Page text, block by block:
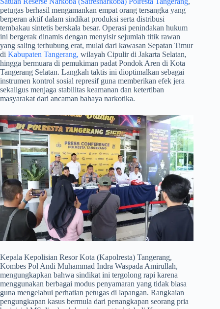
petugas berhasil mengamankan empat orang tersangka yang
berperan aktif dalam sindikat produksi serta distribusi
tembakau sintetis berskala besar. Operasi penindakan hukum
ini bergerak dinamis dengan menyisir sejumlah titik rawan
yang saling terhubung erat, mulai dari kawasan Sepatan Timur
di Kabupaten Tangerang, wilayah Cipulir di Jakarta Selatan,
hingga bermuara di pemukiman padat Pondok Aren di Kota
Tangerang Selatan. Langkah taktis ini dioptimalkan sebagai
instrumen kontrol sosial represif guna memberikan efek jera
sekaligus menjaga stabilitas keamanan dan ketertiban
masyarakat dari ancaman bahaya narkotika.
​Kepala Kepolisian Resor Kota (Kapolresta) Tangerang,
Kombes Pol Andi Muhammad Indra Waspada Amirullah,
mengungkapkan bahwa sindikat ini tergolong rapi karena
menggunakan berbagai modus penyamaran yang tidak biasa
guna mengelabui perhatian petugas di lapangan. Rangkaian
pengungkapan kasus bermula dari penangkapan seorang pria